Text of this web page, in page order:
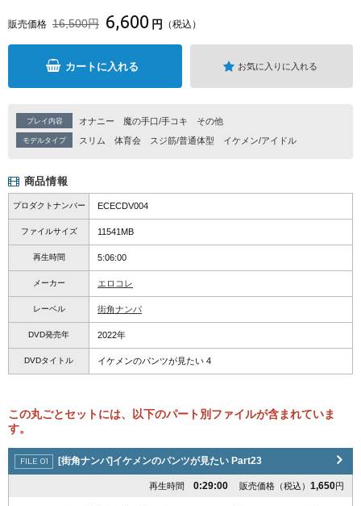
販売価格 16,500円 6,600 円 （税込）
カートに入れる お気に入りに入れる
プレイ内容 オナニー 魔の手口/手コキ その他
モデルタイプ スリム 体育会 スジ筋/普通体型 イケメン/アイドル
商品情報
プロダクトナンバー ECECDV004
ファイルサイズ 11541MB
再生時間 5:06:00
メーカー エロコレ
レーベル 街角ナンパ
DVD発売年 2022年
DVDタイトル イケメンのパンツが見たい 4
この丸ごとセットには、以下のパート別ファイルが含まれていま
す。
[街角ナンパ]イケメンのパンツが見たい Part23
再生時間 0:29:00 販売価格（税込） 1,650円